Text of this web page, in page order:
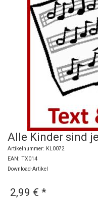
Alle Kinder sind
Artikelnummer: KL0072
EAN: TX014
Download-Artikel
2,99 € *